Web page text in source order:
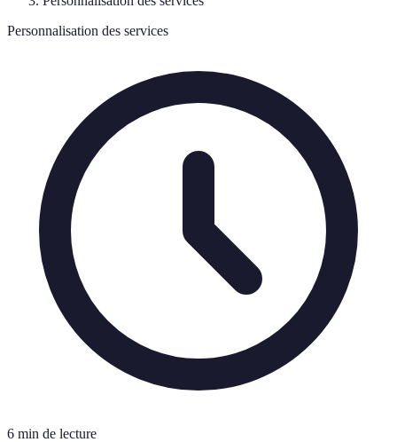
Personnalisation des services
6 min de lecture